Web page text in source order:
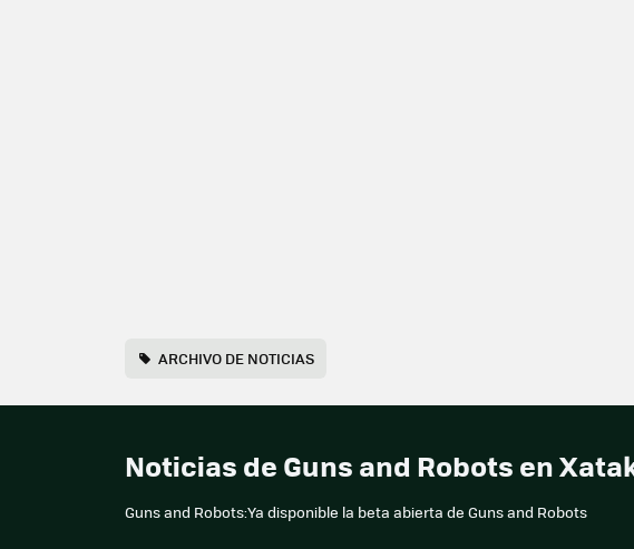
ARCHIVO DE NOTICIAS
Noticias de Guns and Robots en
Guns and Robots:Ya disponible la beta abierta de Guns and Robots